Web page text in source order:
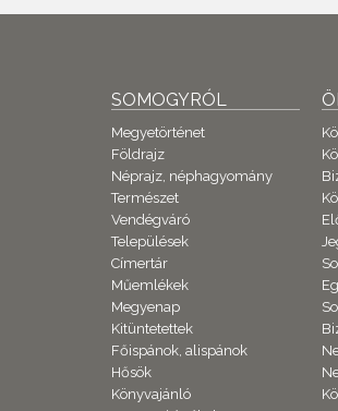
SOMOGYRÓL
Megyetörténet
Földrajz
Néprajz, néphagyomány
Természet
Vendégváró
Települések
Címertár
Műemlékek
Megyenap
Kitüntetettek
Főispánok, alispánok
Hősök
Könyvajánló